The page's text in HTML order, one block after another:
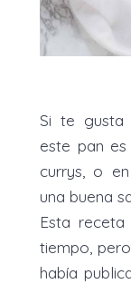
Si te gusta
este pan
currys, o
una buena
Esta
tiempo,
había